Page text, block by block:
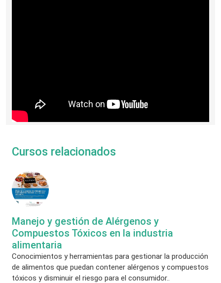
Cursos relacionados
Manejo y gestión de Alérgenos y
Compuestos Tóxicos en la industria
alimentaria
Conocimientos y herramientas para gestionar la producción
de alimentos que puedan contener alérgenos y compuestos
tóxicos y disminuir el riesgo para el consumidor..